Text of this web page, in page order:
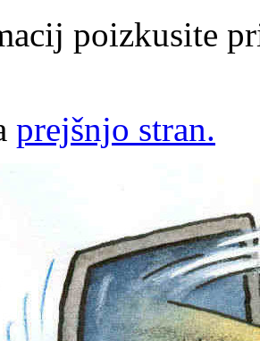
poizkusite
prejšnjo stran.